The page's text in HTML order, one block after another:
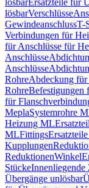
lösbarErsatzteile für
lösbarVerschlüsse
GewindeanschlussT-
Verbindungen für
für Anschlüsse für
Anschlüsse
Anschlüsse
RohreAbdeckung
RohreBefestigungen
für
MeplaSystemrohre
Heizung ML
MLFittings
Kupplungen
ReduktionenWinkel
Stücke
Übergänge unlösbar